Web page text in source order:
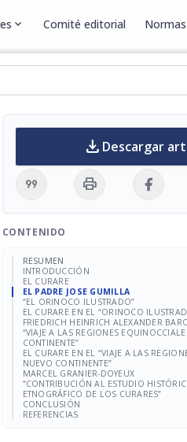
expand_more Comité editorial Normas
download Descargar
format_quote print
CONTENIDO
RESUMEN
INTRODUCCIÓN
EL CURARE
EL PADRE JOSE GUMILLA
“EL ORINOCO ILUSTRADO”
EL CURARE EN EL “ORINOCO
FRIEDRICH HEINRICH ALEXANDER
“VIAJE A LAS REGIONES
CONTINENTE”
EL CURARE EN EL “VIAJE A LAS
NUEVO CONTINENTE”
MARCEL GRANIER-DOYEUX
“CONTRIBUCIÓN AL ESTUDIO
ETNOGRÁFICO DE LOS CURARES”
CONCLUSIÓN
REFERENCIAS